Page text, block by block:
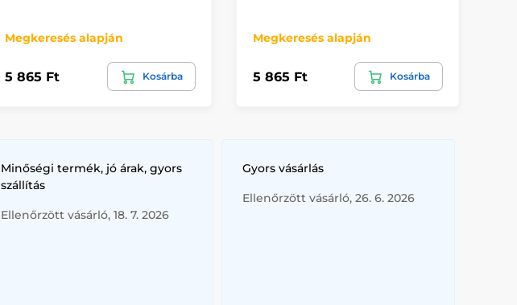
Megkeresés alapján
5 865 Ft Kosárba
Megkeresés alapján
5 865 Ft Kosárba
Minőségi termék, jó árak, gyors
szállítás
Ellenőrzött vásárló, 18. 7. 2026
Gyors vásárlás
Ellenőrzött vásárló, 26. 6. 2026